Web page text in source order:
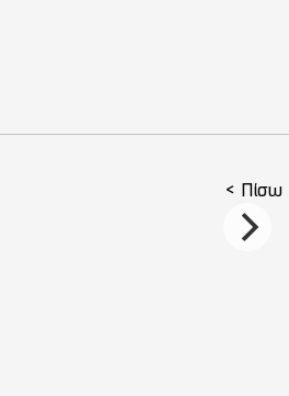
< Πίσω